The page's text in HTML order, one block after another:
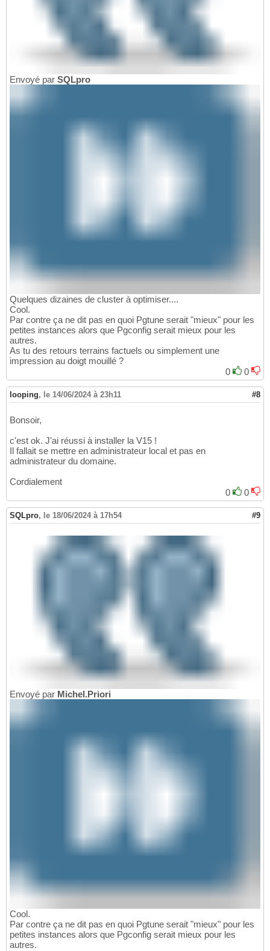
Envoyé par SQLpro
Quelques dizaines de cluster à optimiser....
Cool.
Par contre ça ne dit pas en quoi Pgtune serait "mieux" pour les
petites instances alors que Pgconfig serait mieux pour les
autres.
As tu des retours terrains factuels ou simplement une
impression au doigt mouillé ?
0
0
looping, le 14/06/2024 à 23h11 #8
Bonsoir,
c'est ok. J'ai réussi à installer la V15 !
Il fallait se mettre en administrateur local et pas en
administrateur du domaine.
Cordialement
0
0
SQLpro, le 18/06/2024 à 17h54 #9
Envoyé par Michel.Priori
Cool.
Par contre ça ne dit pas en quoi Pgtune serait "mieux" pour les
petites instances alors que Pgconfig serait mieux pour les
autres.